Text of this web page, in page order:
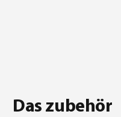
Das zubehör